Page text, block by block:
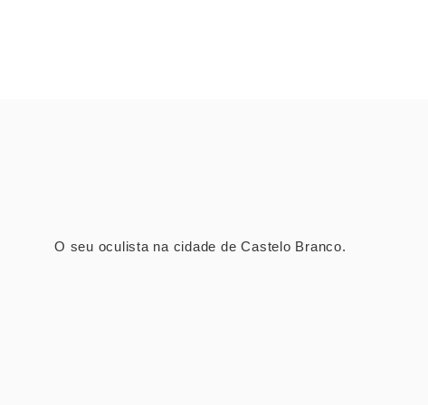
O seu oculista na cidade de Castelo Branco.